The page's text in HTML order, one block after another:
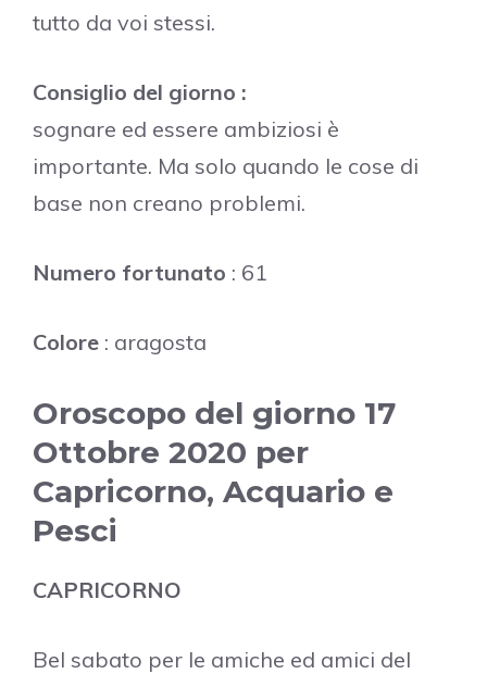
tutto da voi stessi.
Consiglio del giorno :
sognare ed essere ambiziosi è
importante. Ma solo quando le cose di
base non creano problemi.
Numero fortunato : 61
Colore : aragosta
Oroscopo del giorno 17
Ottobre 2020 per
Capricorno, Acquario e
Pesci
CAPRICORNO
Bel sabato per le amiche ed amici del